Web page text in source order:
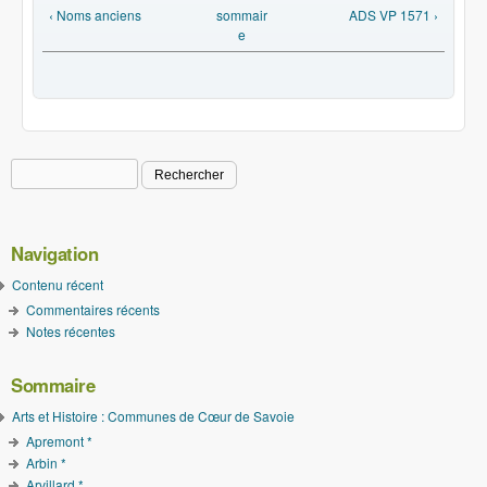
‹ Noms anciens
sommair
e
ADS VP 1571 ›
Formulaire de recherche
Navigation
Contenu récent
Commentaires récents
Notes récentes
Sommaire
Arts et Histoire : Communes de Cœur de Savoie
Apremont *
Arbin *